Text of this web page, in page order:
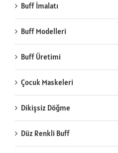
Buff İmalatı
Buff Modelleri
Buff Üretimi
Çocuk Maskeleri
Dikişsiz Döğme
Düz Renkli Buff